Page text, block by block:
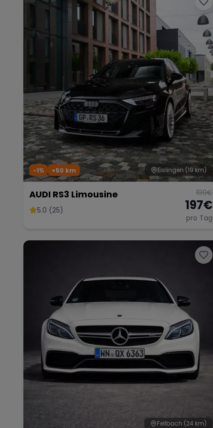
Eislingen (19 km)
-1% +50 km
AUDI RS3 Limousine
5.0 (25)
199€
197€
pro Tag
Fellbach (24 km)